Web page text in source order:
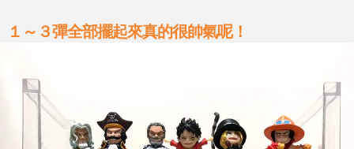
１～３彈全部擺起來真的很帥氣呢！